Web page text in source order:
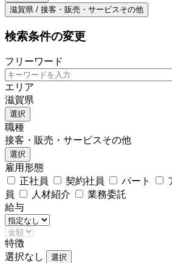
滋賀県 / 接客・販売・サービスその他
検索条件の変更
フリーワード
エリア
滋賀県
選択
職種
接客・販売・サービスその他
選択
雇用形態
正社員
契約社員 パート
員
人材紹介
業務委託
給与
特徴
選択なし
選択